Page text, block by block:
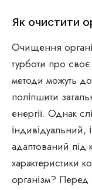
Як очистити
Очищення
турботи про
методи можуть
поліпшити
енергії. Однак
адаптований під
характеристики
організм? Перед